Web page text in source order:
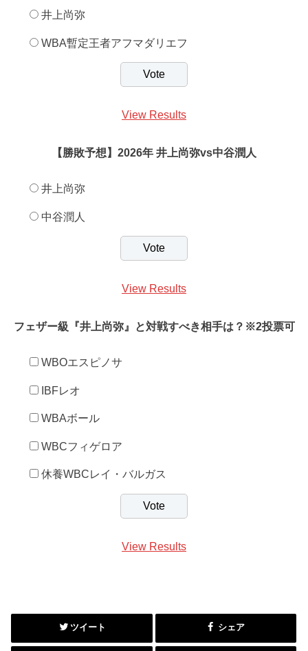
井上尚弥
WBA暫定王者アフマダリエフ
View Results
【勝敗予想】2026年 井上尚弥vs中谷潤人
井上尚弥
中谷潤人
View Results
フェザー級『井上尚弥』と対戦すべき相手は？※2投票可
WBOエスピノサ
IBFレオ
WBAボール
WBCフィゲロア
休養WBCレイ・バルガス
View Results
ツイート シェア